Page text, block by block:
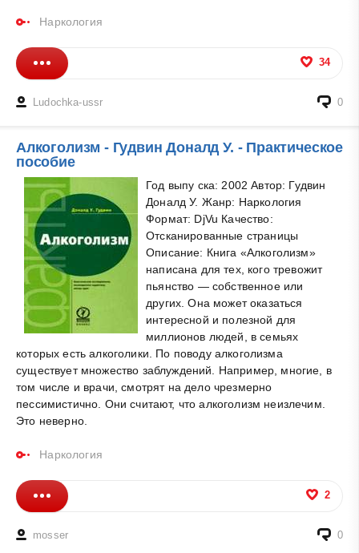
Наркология
34
Ludochka-ussr 0
Алкоголизм - Гудвин Доналд У. - Практическое
пособие
Год выпу ска: 2002 Автор: Гудвин
Доналд У. Жанр: Наркология
Формат: DjVu Качество:
Отсканированные страницы
Описание: Книга «Алкоголизм»
написана для тех, кого тревожит
пьянство — собственное или
других. Она может оказаться
интересной и полезной для
миллионов людей, в семьях
которых есть алкоголики. По поводу алкоголизма
существует множество заблуждений. Например, многие, в
том числе и врачи, смотрят на дело чрезмерно
пессимистично. Они считают, что алкоголизм неизлечим.
Это неверно.
Наркология
2
mosser 0